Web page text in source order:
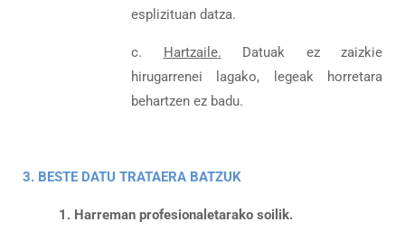
esplizituan datza.
c. Hartzaile. Datuak ez zaizkie
hirugarrenei lagako, legeak horretara
behartzen ez badu.
3. BESTE DATU TRATAERA BATZUK
1. Harreman profesionaletarako soilik.